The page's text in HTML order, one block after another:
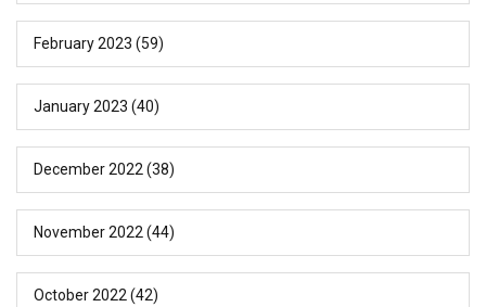
February 2023 (59)
January 2023 (40)
December 2022 (38)
November 2022 (44)
October 2022 (42)